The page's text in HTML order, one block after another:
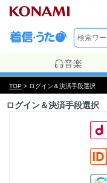
音楽
TOP > ログイン＆決済手段選択
ログイン＆決済手段選択